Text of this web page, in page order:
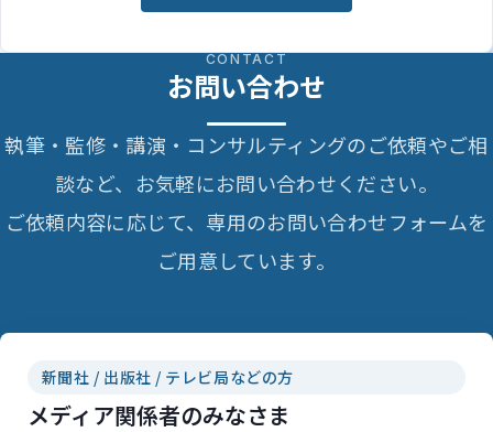
CONTACT
お問い合わせ
執筆・監修・講演・コンサルティングのご依頼やご相
談など、お気軽にお問い合わせください。
ご依頼内容に応じて、専用のお問い合わせフォームを
ご用意しています。
新聞社 / 出版社 / テレビ局などの方
メディア関係者のみなさま